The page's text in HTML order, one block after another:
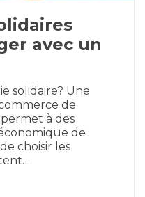
avec un
solidaire? Une
de
à des
de
choisir les